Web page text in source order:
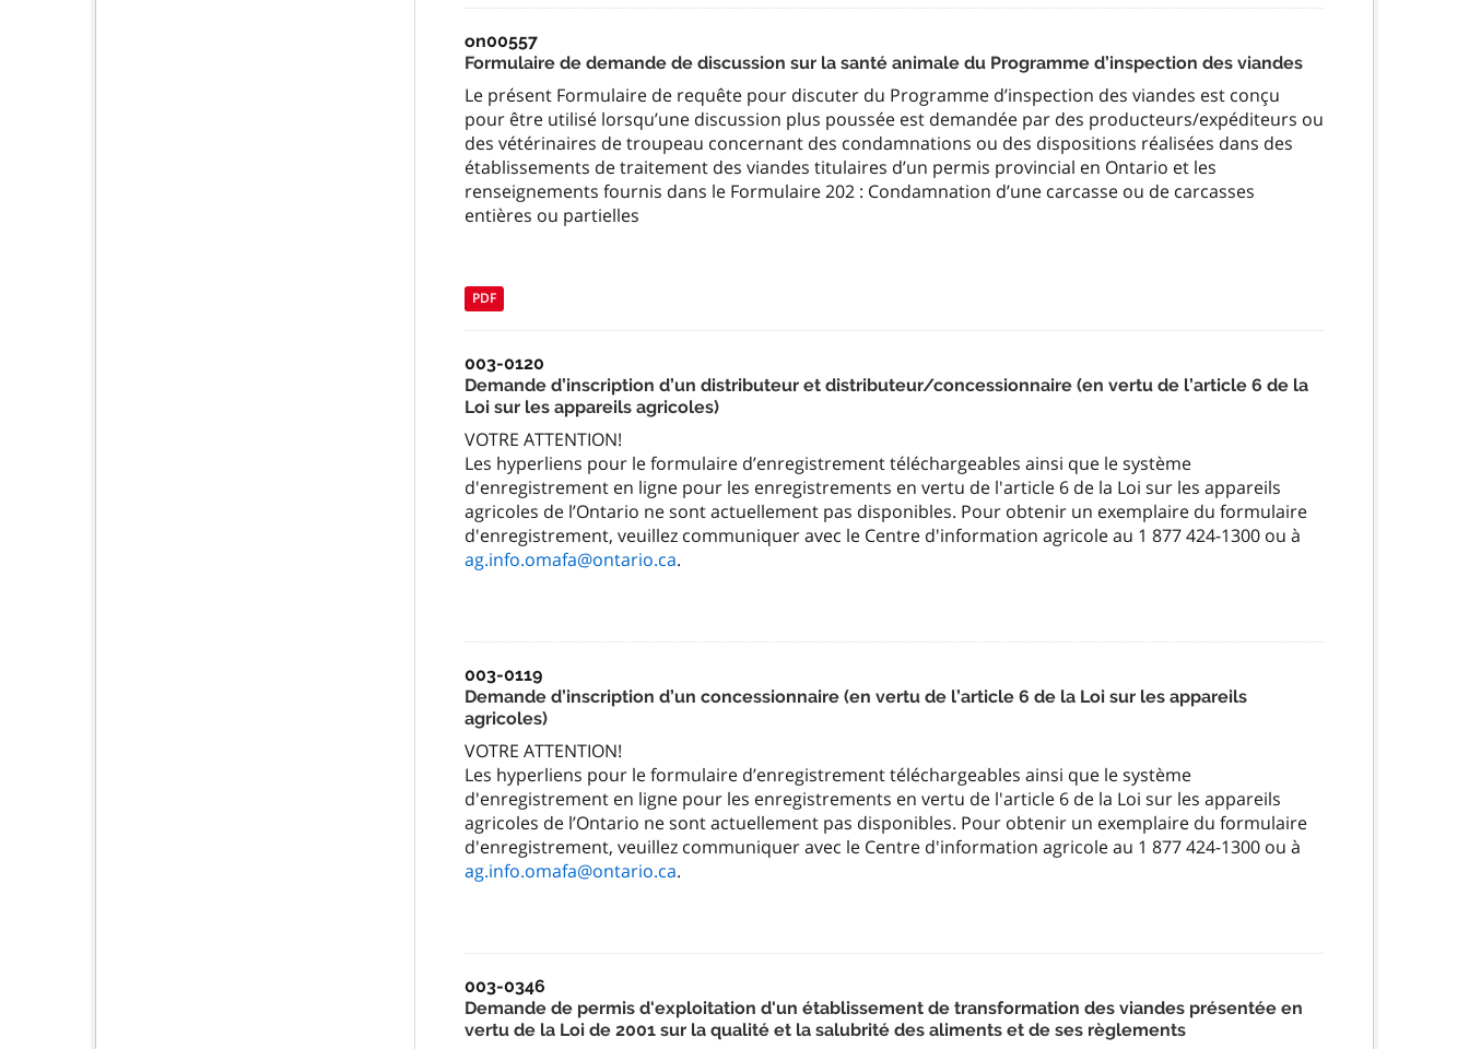
on00557
Formulaire de demande de discussion sur la santé animale du Programme d’inspection des viandes
Le présent Formulaire de requête pour discuter du Programme d’inspection des viandes est conçu
pour être utilisé lorsqu’une discussion plus poussée est demandée par des producteurs/expéditeurs ou
des vétérinaires de troupeau concernant des condamnations ou des dispositions réalisées dans des
établissements de traitement des viandes titulaires d’un permis provincial en Ontario et les
renseignements fournis dans le Formulaire 202 : Condamnation d’une carcasse ou de carcasses
entières ou partielles
PDF
003-0120
Demande d’inscription d’un distributeur et distributeur/concessionnaire (en vertu de l’article 6 de la
Loi sur les appareils agricoles)
VOTRE ATTENTION!
Les hyperliens pour le formulaire d’enregistrement téléchargeables ainsi que le système
d'enregistrement en ligne pour les enregistrements en vertu de l'article 6 de la Loi sur les appareils
agricoles de l’Ontario ne sont actuellement pas disponibles. Pour obtenir un exemplaire du formulaire
d'enregistrement, veuillez communiquer avec le Centre d'information agricole au 1 877 424-1300 ou à
ag.info.omafa@ontario.ca.
003-0119
Demande d’inscription d’un concessionnaire (en vertu de l’article 6 de la Loi sur les appareils
agricoles)
VOTRE ATTENTION!
Les hyperliens pour le formulaire d’enregistrement téléchargeables ainsi que le système
d'enregistrement en ligne pour les enregistrements en vertu de l'article 6 de la Loi sur les appareils
agricoles de l’Ontario ne sont actuellement pas disponibles. Pour obtenir un exemplaire du formulaire
d'enregistrement, veuillez communiquer avec le Centre d'information agricole au 1 877 424-1300 ou à
ag.info.omafa@ontario.ca.
003-0346
Demande de permis d'exploitation d'un établissement de transformation des viandes présentée en
vertu de la Loi de 2001 sur la qualité et la salubrité des aliments et de ses règlements